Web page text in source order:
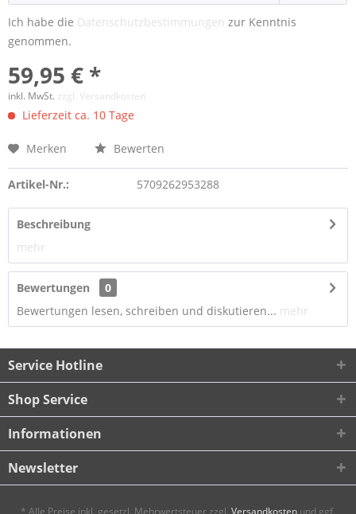
Ich habe die Datenschutzbestimmungen zur Kenntnis
genommen.
59,95 € *
inkl. MwSt. zzgl. Versandkosten
Lieferzeit ca. 10 Tage
Merken Bewerten
Artikel-Nr.: 5709262953288
Beschreibung
mehr
Bewertungen
0
Bewertungen lesen, schreiben und diskutieren... mehr
Service Hotline
Shop Service
Informationen
Newsletter